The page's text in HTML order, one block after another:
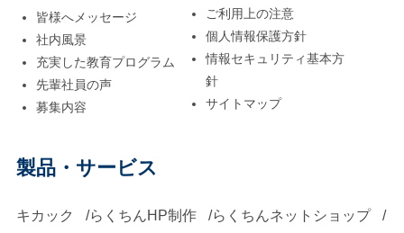
皆様へメッセージ
社内風景
充実した教育プログラム
先輩社員の声
募集内容
ご利用上の注意
個人情報保護方針
情報セキュリティ基本方
針
サイトマップ
製品・サービス
キカック らくちんHP制作
らくちんネットショップ